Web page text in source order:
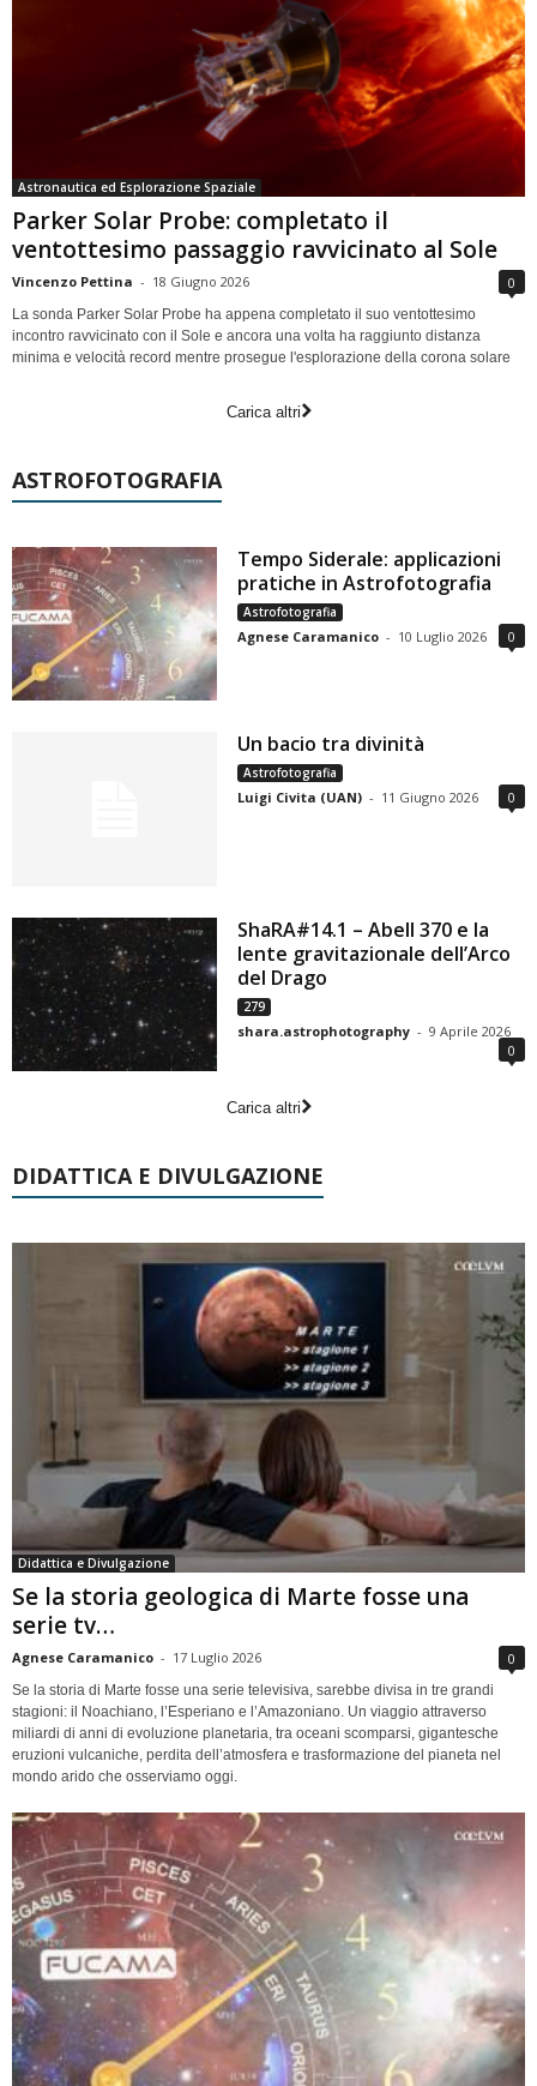
Astronautica ed Esplorazione Spaziale
Parker Solar Probe: completato il
ventottesimo passaggio ravvicinato al Sole
Vincenzo Pettina - 18 Giugno 2026 0
La sonda Parker Solar Probe ha appena completato il suo ventottesimo
incontro ravvicinato con il Sole e ancora una volta ha raggiunto distanza
minima e velocità record mentre prosegue l'esplorazione della corona solare
Carica altri
ASTROFOTOGRAFIA
Tempo Siderale: applicazioni
pratiche in Astrofotografia
Astrofotografia
Agnese Caramanico - 10 Luglio 2026 0
Un bacio tra divinità
Astrofotografia
Luigi Civita (UAN) - 11 Giugno 2026 0
ShaRA#14.1 – Abell 370 e la
lente gravitazionale dell’Arco
del Drago
279
shara.astrophotography - 9 Aprile 2026
0
Carica altri
DIDATTICA E DIVULGAZIONE
Didattica e Divulgazione
Se la storia geologica di Marte fosse una
serie tv…
Agnese Caramanico - 17 Luglio 2026 0
Se la storia di Marte fosse una serie televisiva, sarebbe divisa in tre grandi
stagioni: il Noachiano, l’Esperiano e l’Amazoniano. Un viaggio attraverso
miliardi di anni di evoluzione planetaria, tra oceani scomparsi, gigantesche
eruzioni vulcaniche, perdita dell’atmosfera e trasformazione del pianeta nel
mondo arido che osserviamo oggi.